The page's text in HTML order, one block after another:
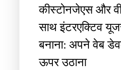
कीस्टोनजेएस और
साथ इंटरएक्टिव
बनाना: अपने वेब
ऊपर उठाना